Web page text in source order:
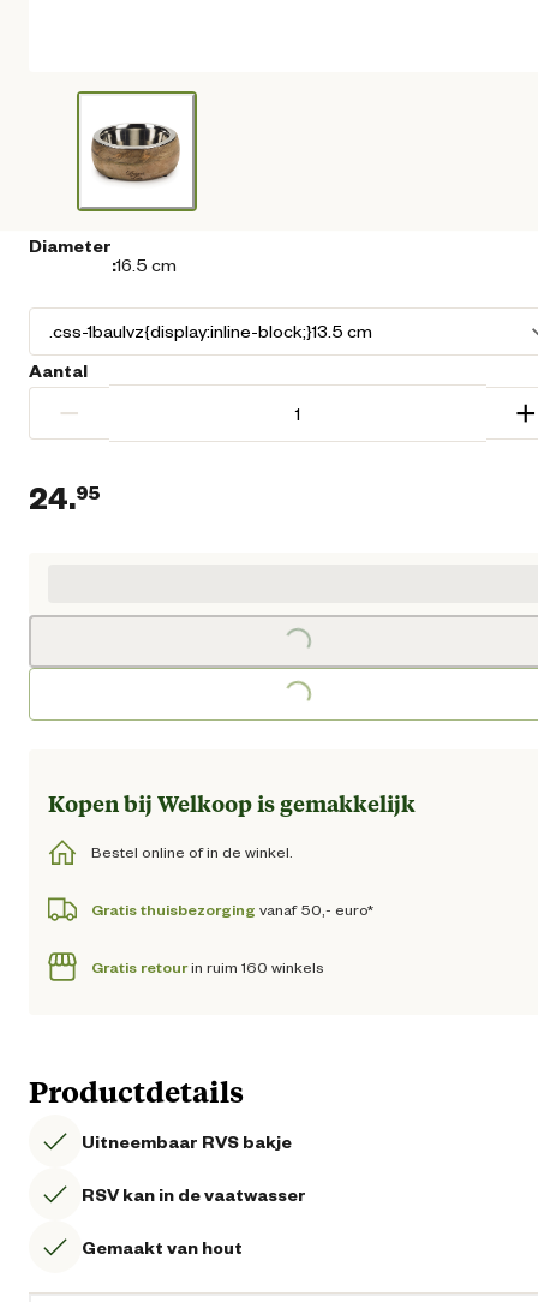
Diameter
:16.5 cm
Aantal
− +
24.95
Loading...
Loading...
Kopen bij Welkoop is gemakkelijk
Bestel online of in de winkel.
Gratis thuisbezorging vanaf 50,- euro*
Gratis retourin ruim 160 winkels
Productdetails
Uitneembaar RVS bakje
RSV kan in de vaatwasser
Gemaakt van hout